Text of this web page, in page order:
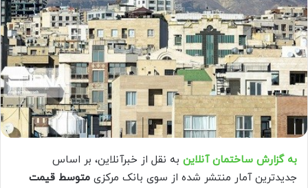
به گزارش ساختمان آنلاین به نقل از خبرآنلاین، بر اساس
جدیدترین آمار منتشر شده از سوی بانک مرکزی متوسط قیمت